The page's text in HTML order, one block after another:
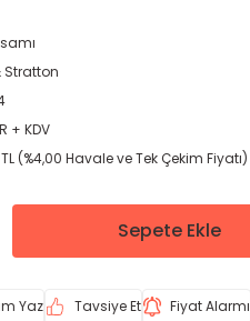
Stratton
+ KDV
(%4,00 Havale ve Tek Çekim Fiyatı)
Sepete Ekle
Yaz Tavsiye Et Fiyat Alarmı